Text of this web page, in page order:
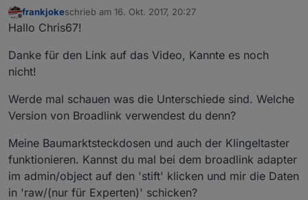
Offline
frankjokeschrieb am 16. Okt. 2017, 20:27
zuletzt editiert von
Hallo Chris67!
Danke für den Link auf das Video, Kannte es noch
nicht!
Werde mal schauen was die Unterschiede sind. Welche
Version von Broadlink verwendest du denn?
Meine Baumarktsteckdosen und auch der Klingeltaster
funktionieren. Kannst du mal bei dem broadlink adapter
im admin/object auf den 'stift' klicken und mir die Daten
in 'raw/(nur für Experten)' schicken?